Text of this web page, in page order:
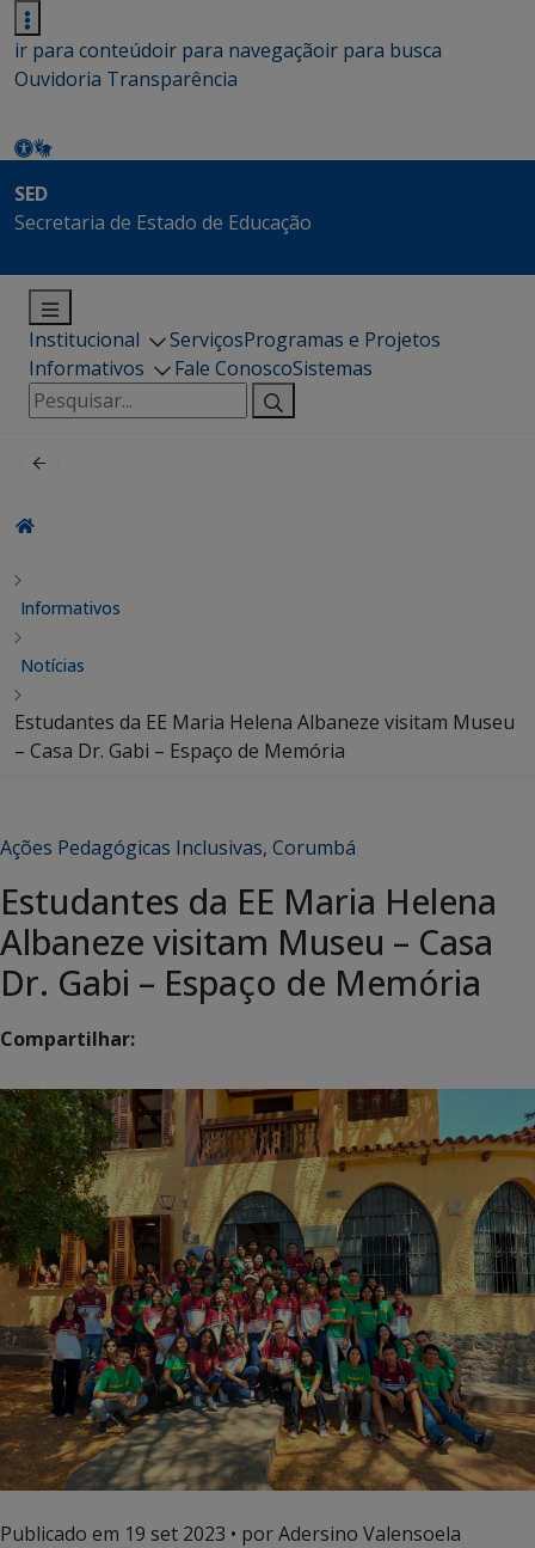
ir para conteúdoir para navegaçãoir para busca
Ouvidoria Transparência
SED
Secretaria de Estado de Educação
Institucional ServiçosProgramas e Projetos
Informativos
Fale ConoscoSistemas
Pesquisar
por:
Informativos
Notícias
Estudantes da EE Maria Helena Albaneze visitam Museu
– Casa Dr. Gabi – Espaço de Memória
Ações Pedagógicas Inclusivas, Corumbá
Estudantes da EE Maria Helena
Albaneze visitam Museu – Casa
Dr. Gabi – Espaço de Memória
Compartilhar:
Publicado em 19 set 2023 • por Adersino Valensoela